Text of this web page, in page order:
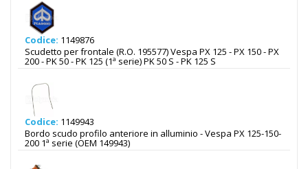
Codice: 1149876
Scudetto per frontale (R.O. 195577) Vespa PX 125 - PX 150 - PX
200 - PK 50 - PK 125 (1ª serie) PK 50 S - PK 125 S
Codice: 1149943
Bordo scudo profilo anteriore in alluminio - Vespa PX 125-150-
200 1ª serie (OEM 149943)